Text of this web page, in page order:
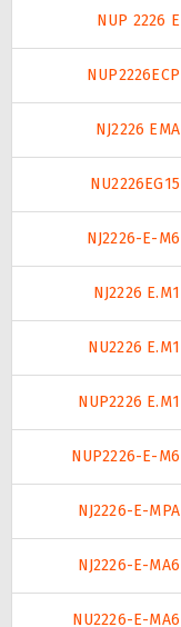
NUP 2226 E
NUP2226ECP
NJ2226 EMA
NU2226EG15
NJ2226-E-M6
NJ2226 E.M1
NU2226 E.M1
NUP2226 E.M1
NUP2226-E-M6
NJ2226-E-MPA
NJ2226-E-MA6
NU2226-E-MA6